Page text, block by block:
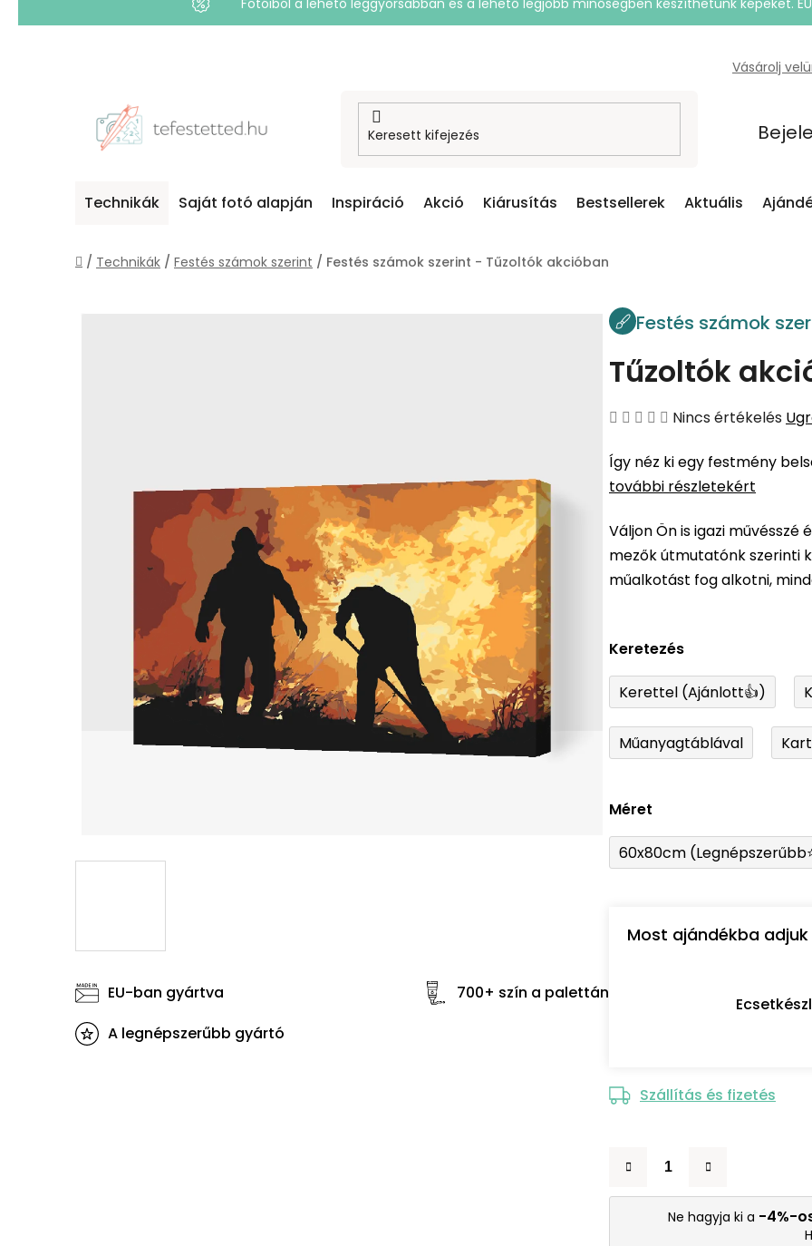
Fotóiból a lehető leggyorsabban és a lehető legjobb minőségben készíthetünk képeket.
Vásárolj
Technikák Saját fotó alapján Inspiráció Akció Kiárusítás Bestsellerek Aktuális
Kezdőlap
/ Technikák / Festés számok szerint / Festés számok szerint - Tűzoltók akcióban
Festés számok
Tűzoltók
A
átlagos
értékelése
ből
0,0
csillag.
Nincs értékelés
Így néz ki egy festmény
további részletekért
Váljon Ön is igazi
mezők útmutatónk szerinti
műalkotást fog alkotni,
Keretezés
Kerettel (Ajánlott👍)
Műanyagtáblával
Méret
60x80cm
Most ajándékba
Szállítás és fizetés
Ne hagyja ki a -4%-
EU-ban gyártva
700+ szín a palettán
A legnépszerűbb gyártó